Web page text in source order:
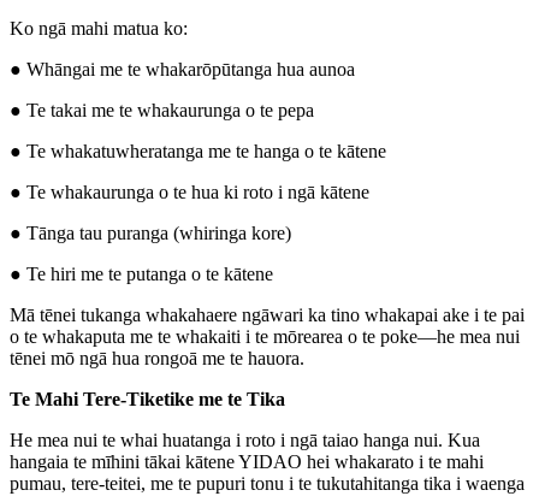
Ko ngā mahi matua ko:
● Whāngai me te whakarōpūtanga hua aunoa
● Te takai me te whakaurunga o te pepa
● Te whakatuwheratanga me te hanga o te kātene
● Te whakaurunga o te hua ki roto i ngā kātene
● Tānga tau puranga (whiringa kore)
● Te hiri me te putanga o te kātene
Mā tēnei tukanga whakahaere ngāwari ka tino whakapai ake i te pai
o te whakaputa me te whakaiti i te mōrearea o te poke—he mea nui
tēnei mō ngā hua rongoā me te hauora.
Te Mahi Tere-Tiketike me te Tika
He mea nui te whai huatanga i roto i ngā taiao hanga nui. Kua
hangaia te mīhini tākai kātene YIDAO hei whakarato i te mahi
pumau, tere-teitei, me te pupuri tonu i te tukutahitanga tika i waenga